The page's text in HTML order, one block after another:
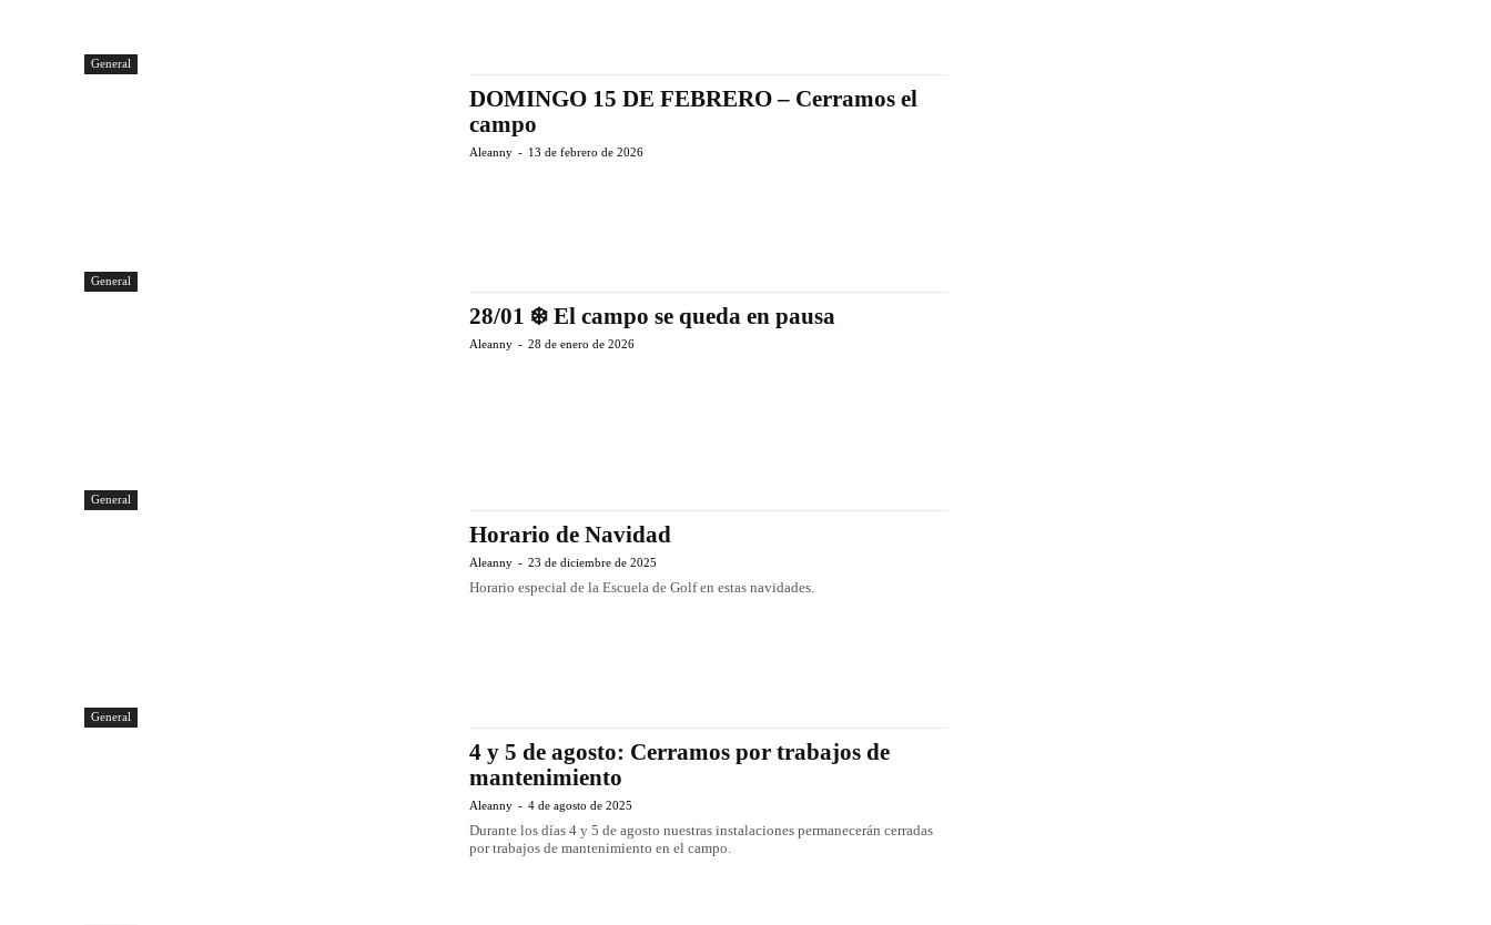
General
General
DOMINGO 15 DE FEBRERO – Cerramos el
campo
Aleanny - 13 de febrero de 2026
General
28/01 ❄️ El campo se queda en pausa
Aleanny - 28 de enero de 2026
General
Horario de Navidad
Aleanny - 23 de diciembre de 2025
Horario especial de la Escuela de Golf en estas navidades.
4 y 5 de agosto: Cerramos por trabajos de
mantenimiento
Aleanny - 4 de agosto de 2025
Durante los días 4 y 5 de agosto nuestras instalaciones permanecerán cerradas
por trabajos de mantenimiento en el campo.